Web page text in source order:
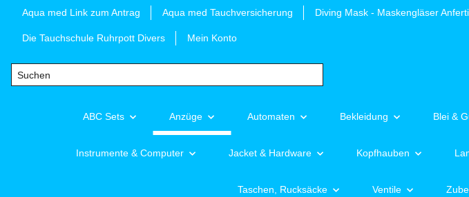
Aqua med Link zum Antrag Aqua med Tauchversicherung Diving Mask - Maskengläser
Die Tauchschule Ruhrpott Divers Mein Konto
ABC Sets Anzüge Automaten Bekleidung Blei &
Instrumente & Computer Jacket & Hardware Kopfhauben
Taschen, Rucksäcke Ventile